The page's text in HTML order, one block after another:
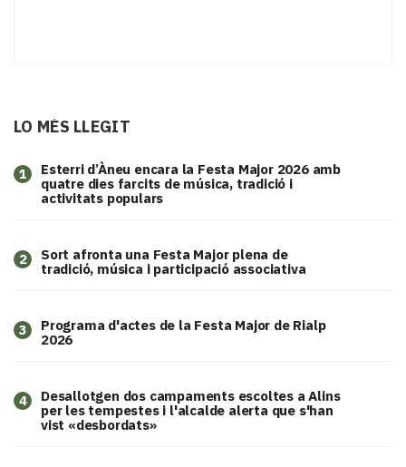
LO MÉS LLEGIT
1
Esterri d’Àneu encara la Festa Major 2026 amb
quatre dies farcits de música, tradició i
activitats populars
2
Sort afronta una Festa Major plena de
tradició, música i participació associativa
3
Programa d'actes de la Festa Major de Rialp
2026
4
​Desallotgen dos campaments escoltes a Alins
per les tempestes i l'alcalde alerta que s'han
vist «desbordats»